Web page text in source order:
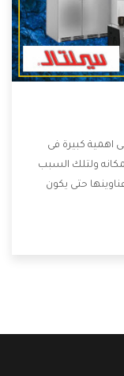
اهمية كبيرة فى
ولتلك السبب
حتى يكون
لكى نحافظ